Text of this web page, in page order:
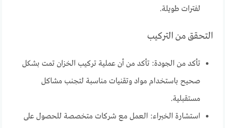
لفترات طويلة.
التحقق من التركيب
تأكد من الجودة: تأكد من أن عملية تركيب الخزان تمت بشكل
صحيح باستخدام مواد وتقنيات مناسبة لتجنب مشاكل
مستقبلية.
استشارة الخبراء: العمل مع شركات متخصصة للحصول على